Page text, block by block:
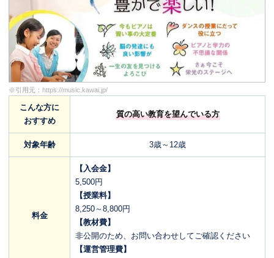
※引用元： https://music.kawai.jp/
こんな方に
おすすめ
質の高い教育を望んでいる方
対象年齢 3歳～12歳
料金
【入会金】
5,500円
【授業料】
8,250～8,800円
【教材費】
非公開のため、お問い合わせしてご確認ください
【運営管理費】